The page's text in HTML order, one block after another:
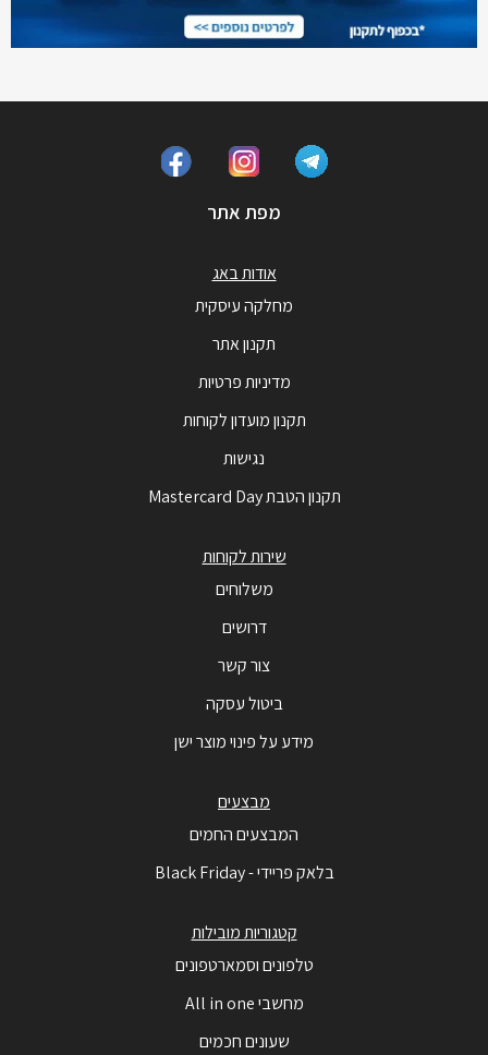
מפת אתר
אודות באג
מחלקה עיסקית
תקנון אתר
מדיניות פרטיות
תקנון מועדון לקוחות
נגישות
תקנון הטבת Mastercard Day
שירות לקוחות
משלוחים
דרושים
צור קשר
ביטול עסקה
מידע על פינוי מוצר ישן
מבצעים
המבצעים החמים
בלאק פריידי - Black Friday
קטגוריות מובילות
טלפונים וסמארטפונים
מחשבי All in one
שעונים חכמים